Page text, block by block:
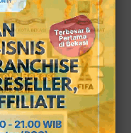
Jadi
Kandidat Cagub
Walikota dan Wakil
DPC PDI Perjuangan
Jl.Ahmad